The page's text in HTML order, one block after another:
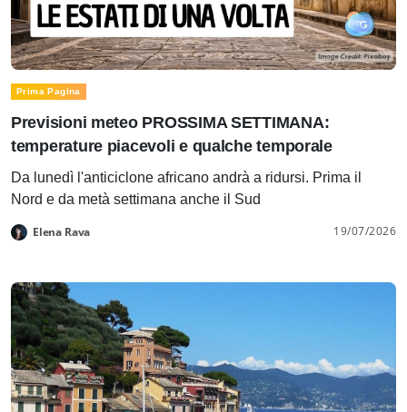
Prima Pagina
Previsioni meteo PROSSIMA SETTIMANA:
temperature piacevoli e qualche temporale
Da lunedì l'anticiclone africano andrà a ridursi. Prima il
Nord e da metà settimana anche il Sud
Elena Rava 19/07/2026